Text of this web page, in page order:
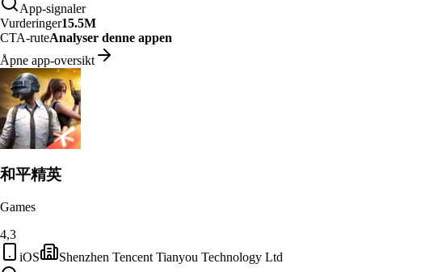
App-signaler
Vurderinger15.5M
CTA-ruteAnalyser denne appen
Åpne app-oversikt
和平精英
Games
4,3
iOS
Shenzhen Tencent Tianyou Technology Ltd